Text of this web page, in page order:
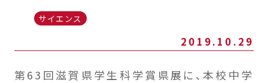
サイエンス
2019.10.29
第63回滋賀県学生科学賞県展に、本校中学